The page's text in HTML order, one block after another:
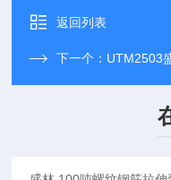
返回列表
下一个： UTM2503